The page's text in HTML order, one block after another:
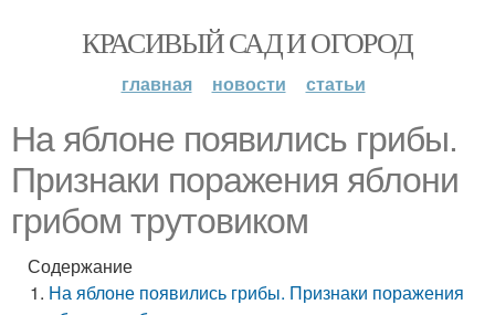
КРАСИВЫЙ САД И ОГОРОД
главная новости статьи
На яблоне появились грибы.
Признаки поражения яблони
грибом трутовиком
Содержание
На яблоне появились грибы. Признаки поражения